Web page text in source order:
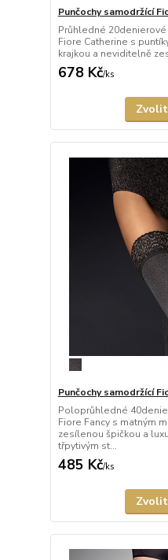
Punčochy samodržící
Průhledné
Fiore Catherine s
krajkou a neviditelně
678 Kč/ks
Punčochy samodržící
Poloprůhledné
Fiore Fancy s matným
zesílenou špičkou a
třpytivým st...
485 Kč/ks